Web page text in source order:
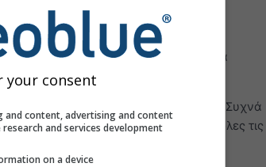
αντίκτυπος της σωματιδιακής
μακροχρόνια έκθεση σε PM2.5:
ιδιαίτερα από καρδιαγγειακά
62 μm που προέρχονται από ερήμους. Συχνά
PM10 και PM2.5 και σε όλες τις
your consent
and content, advertising and content
and services development
on a device